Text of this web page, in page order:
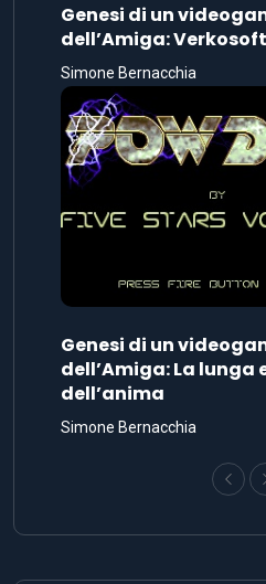
Genesi di un
dell’Amiga:
Simone Bernacchia
Genesi di un
dell’Amiga: La lunga
dell’anima
Simone Bernacchia